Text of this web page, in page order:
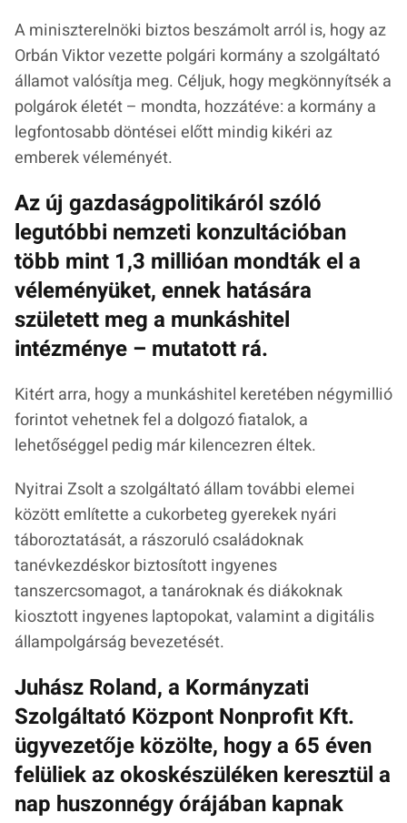
A miniszterelnöki biztos beszámolt arról is, hogy az
Orbán Viktor vezette polgári kormány a szolgáltató
államot valósítja meg. Céljuk, hogy megkönnyítsék a
polgárok életét – mondta, hozzátéve: a kormány a
legfontosabb döntései előtt mindig kikéri az
emberek véleményét.
Az új gazdaságpolitikáról szóló
legutóbbi nemzeti konzultációban
több mint 1,3 millióan mondták el a
véleményüket, ennek hatására
született meg a munkáshitel
intézménye – mutatott rá.
Kitért arra, hogy a munkáshitel keretében négymillió
forintot vehetnek fel a dolgozó fiatalok, a
lehetőséggel pedig már kilencezren éltek.
Nyitrai Zsolt a szolgáltató állam további elemei
között említette a cukorbeteg gyerekek nyári
táboroztatását, a rászoruló családoknak
tanévkezdéskor biztosított ingyenes
tanszercsomagot, a tanároknak és diákoknak
kiosztott ingyenes laptopokat, valamint a digitális
állampolgárság bevezetését.
Juhász Roland, a Kormányzati
Szolgáltató Központ Nonprofit Kft.
ügyvezetője közölte, hogy a 65 éven
felüliek az okoskészüléken keresztül a
nap huszonnégy órájában kapnak